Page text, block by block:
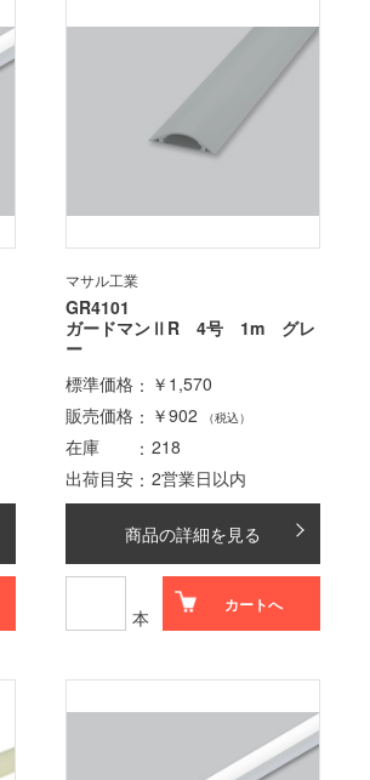
マサル工業
GR4101
ガードマンⅡR 4号 1m グレ
ー
標準価格
￥1,570
販売価格
￥902 （税込）
在庫
218
出荷目安
2営業日以内
商品の詳細を見る
本
カートへ